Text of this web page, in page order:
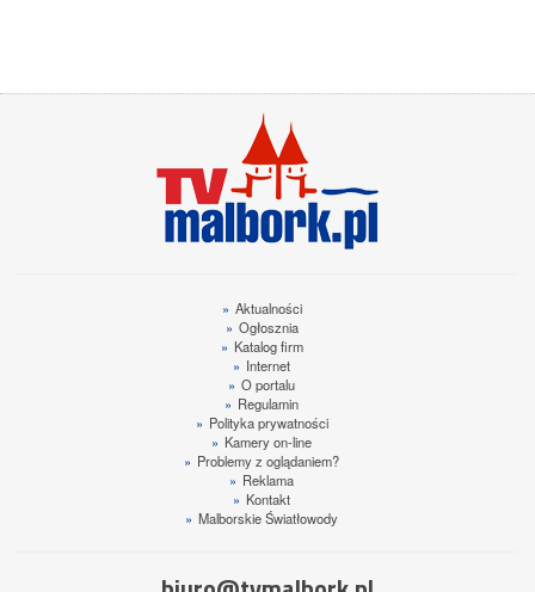
» Aktualności
» Ogłosznia
» Katalog firm
» Internet
» O portalu
» Regulamin
» Polityka prywatności
» Kamery on-line
» Problemy z oglądaniem?
» Reklama
» Kontakt
» Malborskie Światłowody